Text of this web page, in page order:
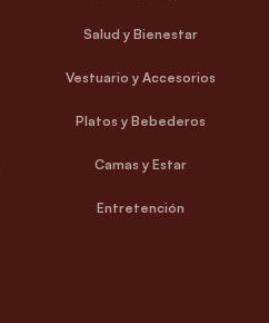
Salud y Bienestar
Vestuario y Accesorios
Platos y Bebederos
Camas y Estar
Entretención